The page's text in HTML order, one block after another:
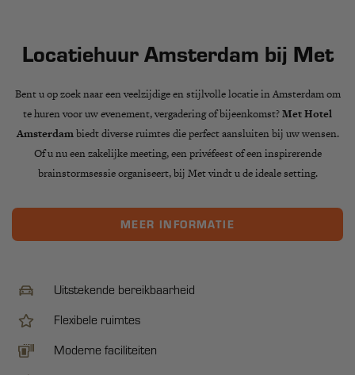
Locatiehuur Amsterdam bij Met
Bent u op zoek naar een veelzijdige en stijlvolle locatie in Amsterdam om
te huren voor uw evenement, vergadering of bijeenkomst?Met Hotel
Amsterdambiedt diverse ruimtes die perfect aansluiten bij uw wensen.
Of u nu een zakelijke meeting, een privéfeest of een inspirerende
brainstormsessie organiseert, bij Met vindt u de ideale setting.
MEER INFORMATIE
Uitstekende bereikbaarheid
Flexibele ruimtes
Moderne faciliteiten